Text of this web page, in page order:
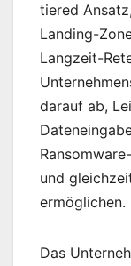
tiered
Landing-
Langzeit-
darauf ab,
und
ermöglichen.
Das